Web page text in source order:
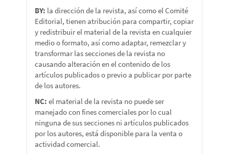
BY: la dirección de la revista, así como el Comité
Editorial, tienen atribución para compartir, copiar
y redistribuir el material de la revista en cualquier
medio o formato, así como adaptar, remezclar y
transformar las secciones de la revista no
causando alteración en el contenido de los
artículos publicados o previo a publicar por parte
de los autores.
NC: el material de la revista no puede ser
manejado con fines comerciales por lo cual
ninguna de sus secciones ni artículos publicados
por los autores, está disponible para la venta o
actividad comercial.